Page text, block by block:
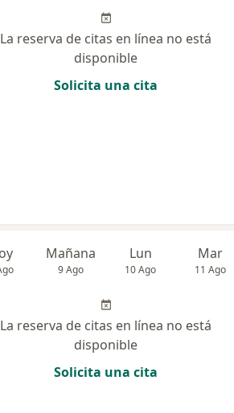
La reserva de citas en línea no está
disponible
Solicita una cita
Mañana
9 Ago
Lun
10 Ago
Mar
11 Ago
La reserva de citas en línea no está
disponible
Solicita una cita